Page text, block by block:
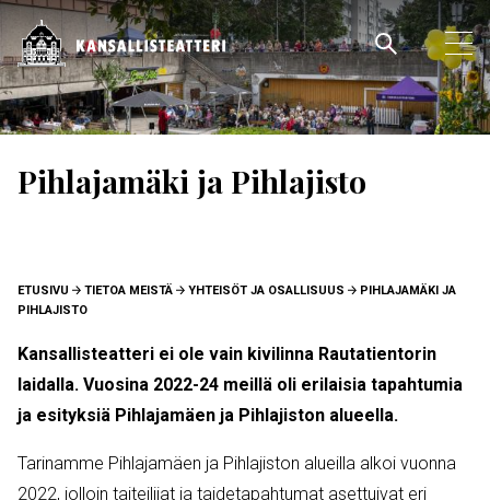
Hyppää
pääsisältöön
Pihlajamäki ja Pihlajisto
MURUPOLKU
ETUSIVU TIETOA MEISTÄ YHTEISÖT JA OSALLISUUS
PIHLAJAMÄKI JA
PIHLAJISTO
Kansallisteatteri ei ole vain kivilinna Rautatientorin
laidalla. Vuosina 2022-24 meillä oli erilaisia tapahtumia
ja esityksiä Pihlajamäen ja Pihlajiston alueella.
Tarinamme Pihlajamäen ja Pihlajiston alueilla alkoi vuonna
2022, jolloin taiteilijat ja taidetapahtumat asettuivat eri